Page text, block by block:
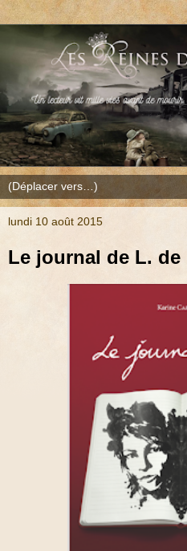
lundi 10 août 2015
Le journal de L.